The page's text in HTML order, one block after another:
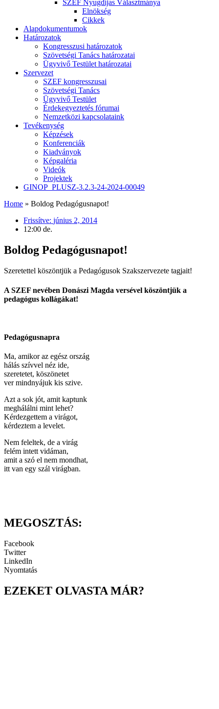
SZEF Nyugdíjas Választmánya
Elnökség
Cikkek
Alapdokumentumok
Határozatok
Kongresszusi határozatok
Szövetségi Tanács határozatai
Ügyvivő Testület határozatai
Szervezet
SZEF kongresszusai
Szövetségi Tanács
Ügyvivő Testület
Érdekegyeztetés fórumai
Nemzetközi kapcsolataink
Tevékenység
Képzések
Konferenciák
Kiadványok
Képgaléria
Videók
Projektek
GINOP_PLUSZ-3.2.3-24-2024-00049
Home » Boldog Pedagógusnapot!
Frissítve: június 2, 2014
12:00 de.
Boldog Pedagógusnapot!
Szeretettel köszöntjük a Pedagógusok Szakszervezete tagjait!
A SZEF nevében Donászi Magda versével köszöntjük a
pedagógus kollágákat!
Pedagógusnapra
Ma, amikor az egész ország
hálás szívvel néz ide,
szeretetet, köszönetet
ver mindnyájuk kis szive.
Azt a sok jót, amit kaptunk
meghálálni mint lehet?
Kérdezgettem a virágot,
kérdeztem a levelet.
Nem feleltek, de a virág
felém intett vidáman,
amit a szó el nem mondhat,
itt van egy szál virágban.
MEGOSZTÁS:
Facebook
Twitter
LinkedIn
Nyomtatás
EZEKET OLVASTA MÁR?